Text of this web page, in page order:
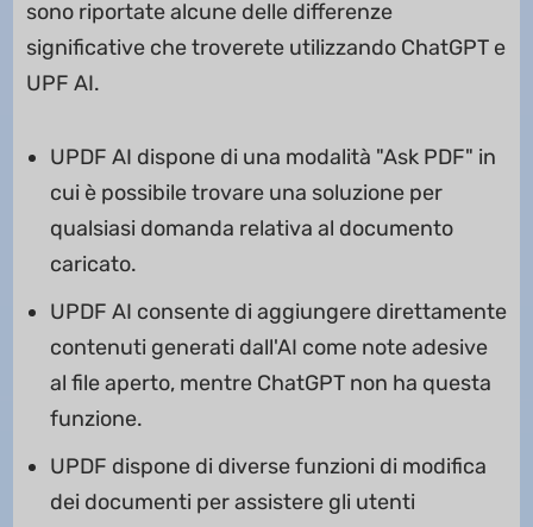
sono riportate alcune delle differenze
significative che troverete utilizzando ChatGPT e
UPF AI.
UPDF AI dispone di una modalità "Ask PDF" in
cui è possibile trovare una soluzione per
qualsiasi domanda relativa al documento
caricato.
UPDF AI consente di aggiungere direttamente
contenuti generati dall'AI come note adesive
al file aperto, mentre ChatGPT non ha questa
funzione.
UPDF dispone di diverse funzioni di modifica
dei documenti per assistere gli utenti